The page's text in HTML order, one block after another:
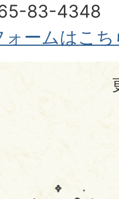
83-4348
ームはこち